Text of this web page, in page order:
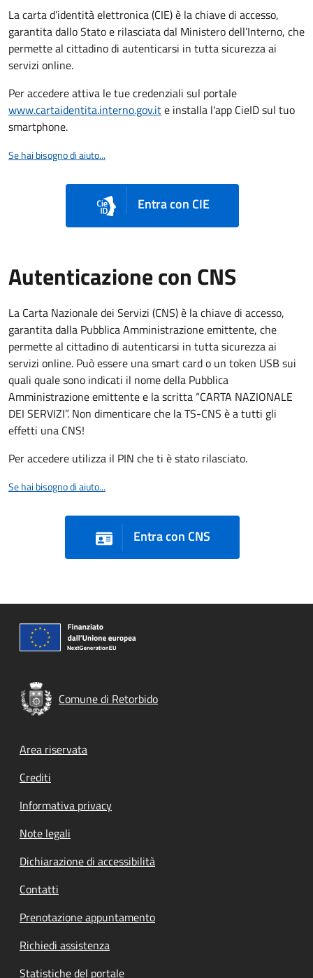
La carta d’identità elettronica (CIE) è la chiave di accesso,
garantita dallo Stato e rilasciata dal Ministero dell’Interno, che
permette al cittadino di autenticarsi in tutta sicurezza ai
servizi online.
Per accedere attiva le tue credenziali sul portale
www.cartaidentita.interno.gov.ite installa l'app CieID sul tuo
smartphone.
Se hai bisogno di aiuto...
Entra con CIE
Autenticazione con CNS
La Carta Nazionale dei Servizi (CNS) è la chiave di accesso,
garantita dalla Pubblica Amministrazione emittente, che
permette al cittadino di autenticarsi in tutta sicurezza ai
servizi online. Può essere una smart card o un token USB sui
quali quale sono indicati il nome della Pubblica
Amministrazione emittente e la scritta “CARTA NAZIONALE
DEI SERVIZI”. Non dimenticare che la TS-CNS è a tutti gli
effetti una CNS!
Per accedere utilizza il PIN che ti è stato rilasciato.
Se hai bisogno di aiuto...
Entra con CNS
Comune di Retorbido
Footer menu
Area riservata
Crediti
Informativa privacy
Note legali
Dichiarazione di accessibilità
Contatti
Prenotazione appuntamento
Richiedi assistenza
Statistiche del portale